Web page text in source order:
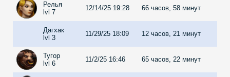
Релья
lvl 7
12/14/25 19:28 66 часов, 58 минут
Дагхак
lvl 3
11/29/25 18:09 12 часов, 21 минут
Тугор
lvl 6
11/2/25 16:46 65 часов, 22 минут